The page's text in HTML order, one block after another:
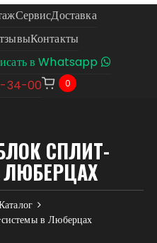
СервисДоставка
Контакты
в Whatsapp
34-00 0
СПЛИТ-
в Люберцах